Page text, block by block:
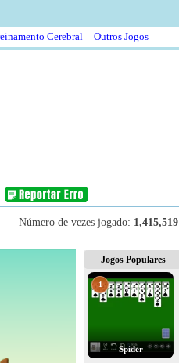
Cerebral Outros Jogos
Número de vezes jogado: 1,415,519
Jogos Populares
1
Spider